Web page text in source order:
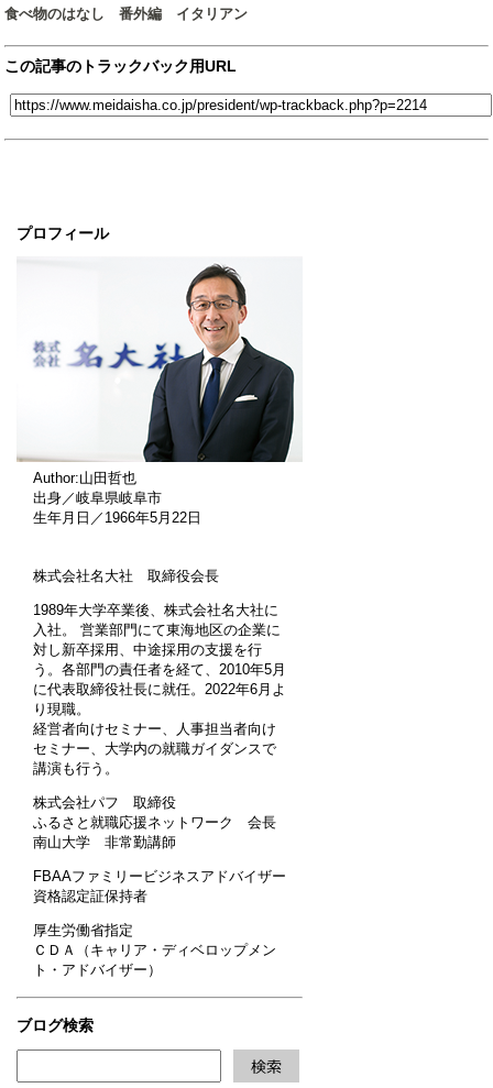
プロフィール
Author:山田哲也
出身／岐阜県岐阜市
生年月日／1966年5月22日
株式会社名大社 取締役会長
1989年大学卒業後、株式会社名大社に
入社。 営業部門にて東海地区の企業に
対し新卒採用、中途採用の支援を行
う。各部門の責任者を経て、2010年5月
に代表取締役社長に就任。2022年6月よ
り現職。
経営者向けセミナー、人事担当者向け
セミナー、大学内の就職ガイダンスで
講演も行う。
株式会社パフ 取締役
ふるさと就職応援ネットワーク 会長
南山大学 非常勤講師
FBAAファミリービジネスアドバイザー
資格認定証保持者
厚生労働省指定
ＣＤＡ（キャリア・ディベロップメン
ト・アドバイザー）
ブログ検索
食べ物のはなし 番外編 イタリアン
この記事のトラックバック用URL